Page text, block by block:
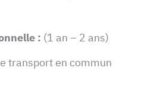
: (1 an – 2 ans)
transport en commun